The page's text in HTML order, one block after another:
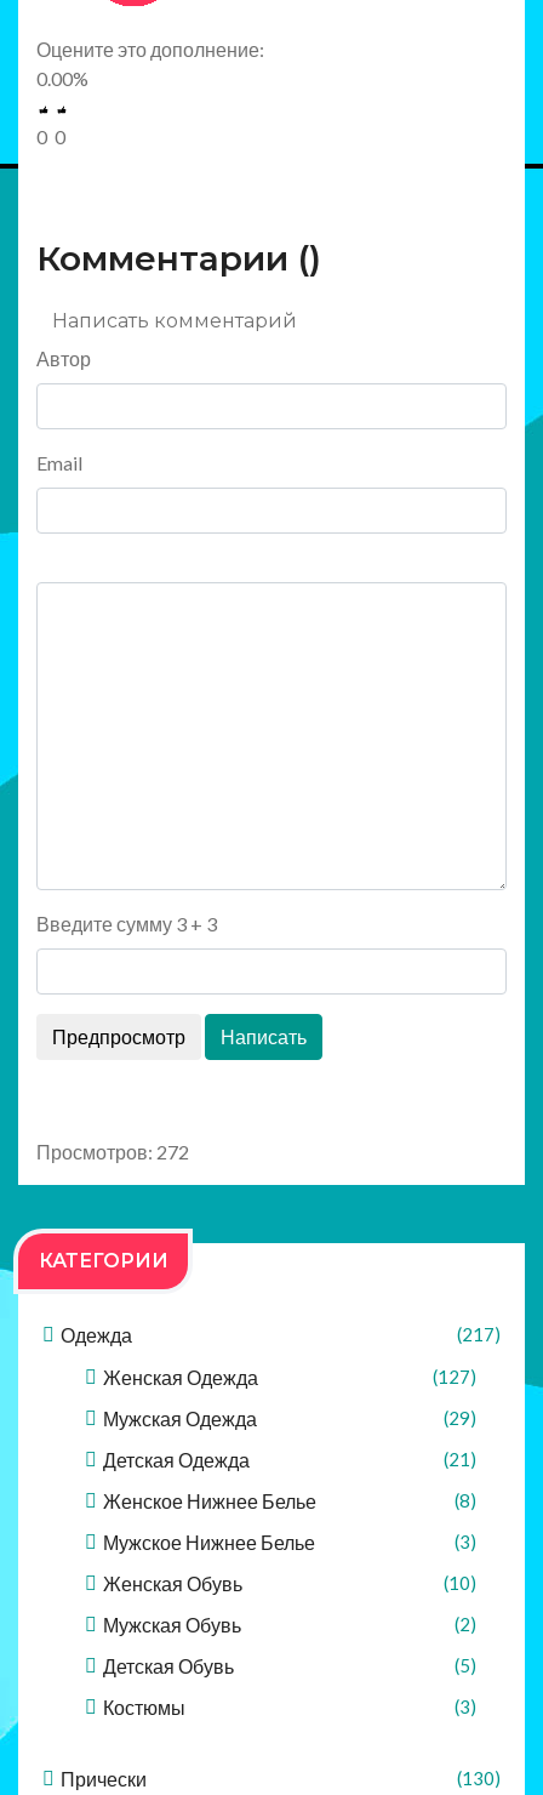
Оцените это дополнение:
0.00%
0 0
Комментарии ()
Написать комментарий
Автор
Email
Введите сумму 3 + 3
Просмотров: 272
КАТЕГОРИИ
Одежда (217)
Женская Одежда (127)
Мужская Одежда (29)
Детская Одежда (21)
Женское Нижнее Белье (8)
Мужское Нижнее Белье (3)
Женская Обувь (10)
Мужская Обувь (2)
Детская Обувь (5)
Костюмы (3)
Прически (130)